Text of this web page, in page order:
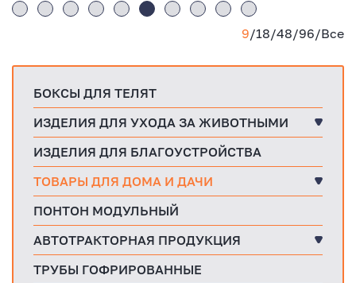
9/18/48/96/Все
БОКСЫ ДЛЯ ТЕЛЯТ
ИЗДЕЛИЯ ДЛЯ УХОДА ЗА ЖИВОТНЫМИ
ИЗДЕЛИЯ ДЛЯ БЛАГОУСТРОЙСТВА
ТОВАРЫ ДЛЯ ДОМА И ДАЧИ
ПОНТОН МОДУЛЬНЫЙ
АВТОТРАКТОРНАЯ ПРОДУКЦИЯ
ТРУБЫ ГОФРИРОВАННЫЕ